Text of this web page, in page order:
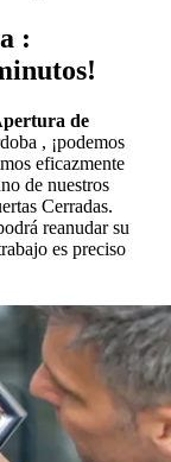
:
de
, ¡podemos
eficazmente
de nuestros
Cerradas.
reanudar su
es preciso